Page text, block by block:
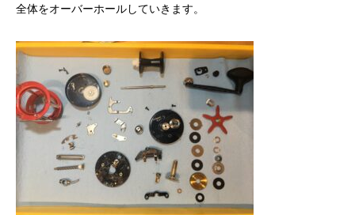
謹賀新年
2026.01.01 2025.05.16
全体をオーバーホールしていきます。